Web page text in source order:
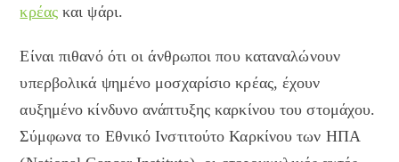
κρέαςκαι ψάρι.
Είναι πιθανό ότι οι άνθρωποι που καταναλώνουν
υπερβολικά ψημένο μοσχαρίσιο κρέας, έχουν
αυξημένο κίνδυνο ανάπτυξης καρκίνου του στομάχου.
Σύμφωνα το Εθνικό Ινστιτούτο Καρκίνου των ΗΠΑ